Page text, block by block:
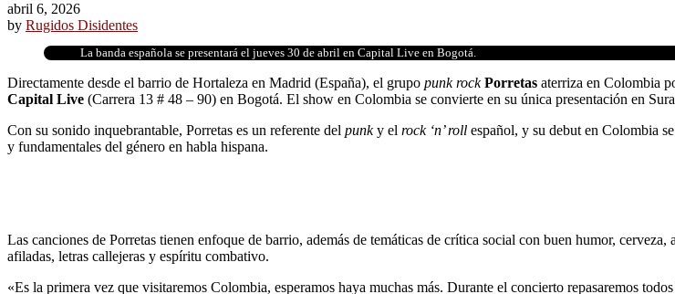
abril 6, 2026
by Rugidos Disidentes
La banda española se presentará el jueves 30 de abril en Capital Live en Bogotá.
Directamente desde el barrio de Hortaleza en Madrid (España), el grupo punk rock Porretas aterriza en Colombia
Capital Live (Carrera 13 # 48 – 90) en Bogotá. El show en Colombia se convierte en su única presentación en
Con su sonido inquebrantable, Porretas es un referente del punky el rock ‘n’ roll español, y su debut en Colombia
y fundamentales del género en habla hispana.
Las canciones de Porretas tienen enfoque de barrio, además de temáticas de crítica social con buen humor,
afiladas, letras callejeras y espíritu combativo.
«Es la primera vez que visitaremos Colombia, esperamos haya muchas más. Durante el concierto repasaremos